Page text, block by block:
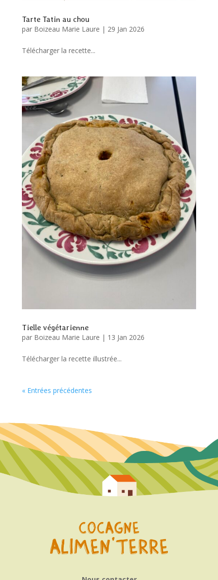
Tarte Tatin au chou
par Boizeau Marie Laure | 29 Jan 2026
Télécharger la recette...
Tielle végétarienne
par Boizeau Marie Laure | 13 Jan 2026
Télécharger la recette illustrée...
« Entrées précédentes